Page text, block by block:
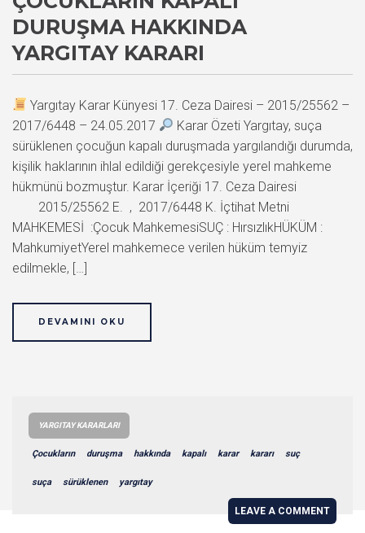
DURUŞMA HAKKINDA
YARGITAY KARARI
Yargıtay Karar Künyesi 17. Ceza Dairesi – 2015/25562 –
2017/6448 – 24.05.2017
Karar Özeti Yargıtay, suça
sürüklenen çocuğun kapalı duruşmada yargılandığı durumda,
kişilik haklarının ihlal edildiği gerekçesiyle yerel mahkeme
hükmünü bozmuştur. Karar İçeriği 17. Ceza Dairesi
2015/25562 E. , 2017/6448 K. İçtihat Metni
MAHKEMESİ :Çocuk MahkemesiSUÇ : HırsızlıkHÜKÜM :
MahkumiyetYerel mahkemece verilen hüküm temyiz
edilmekle, […]
DEVAMINI OKU
YARGITAY KARARLARI
Çocukların duruşma hakkında kapalı karar kararı suç
suça sürüklenen yargıtay
LEAVE A COMMENT